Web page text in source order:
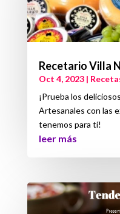
Recetario Villa
Oct 4, 2023|
¡Prueba los
Artesanales con las
tenemos para tí!
leer más